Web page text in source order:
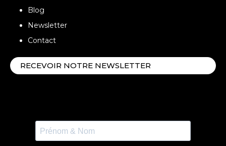
Blog
Newsletter
Contact
RECEVOIR NOTRE NEWSLETTER